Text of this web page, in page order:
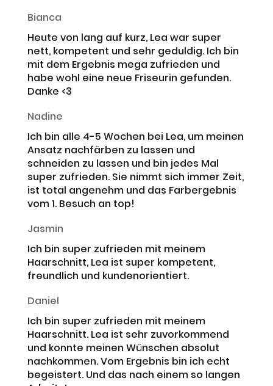
Bianca
Heute von lang auf kurz, Lea war super
nett, kompetent und sehr geduldig. Ich bin
mit dem Ergebnis mega zufrieden und
habe wohl eine neue Friseurin gefunden.
Danke <3
Nadine
Ich bin alle 4-5 Wochen bei Lea, um meinen
Ansatz nachfärben zu lassen und
schneiden zu lassen und bin jedes Mal
super zufrieden. Sie nimmt sich immer Zeit,
ist total angenehm und das Farbergebnis
vom 1. Besuch an top!
Jasmin
Ich bin super zufrieden mit meinem
Haarschnitt, Lea ist super kompetent,
freundlich und kundenorientiert.
Daniel
Ich bin super zufrieden mit meinem
Haarschnitt. Lea ist sehr zuvorkommend
und konnte meinen Wünschen absolut
nachkommen. Vom Ergebnis bin ich echt
begeistert. Und das nach einem so langen